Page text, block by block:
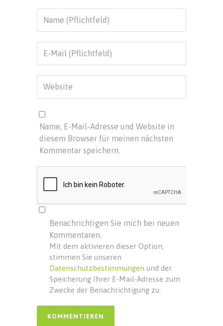
Name, E-Mail-Adresse und Website in
diesem Browser für meinen nächsten
Kommentar speichern.
Benachrichtigen Sie mich bei neuen
Kommentaren.
Mit dem aktivieren dieser Option,
stimmen Sie unseren
Datenschutzbestimmungen und der
Speicherung Ihrer E-Mail-Adresse zum
Zwecke der Benachrichtigung zu.